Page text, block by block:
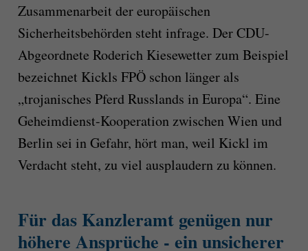
Zusammenarbeit der europäischen
Sicherheitsbehörden steht infrage. Der CDU-
Abgeordnete Roderich Kiesewetter zum Beispiel
bezeichnet Kickls FPÖ schon länger als
„trojanisches Pferd Russlands in Europa“. Eine
Geheimdienst-Kooperation zwischen Wien und
Berlin sei in Gefahr, hört man, weil Kickl im
Verdacht steht, zu viel ausplaudern zu können.
Für das Kanzleramt genügen nur
höhere Ansprüche - ein unsicherer